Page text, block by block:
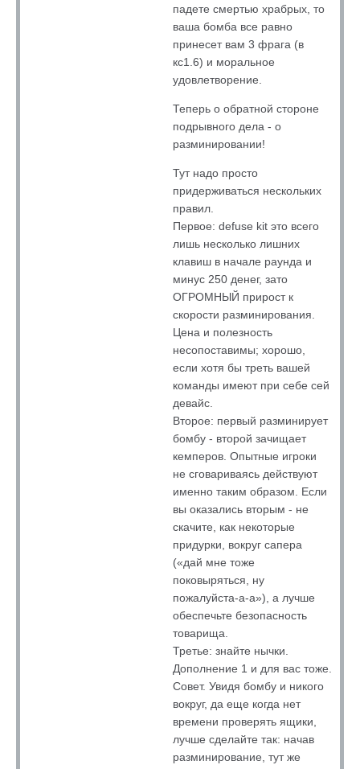
падете смертью храбрых, то
ваша бомба все равно
принесет вам 3 фрага (в
кс1.6) и моральное
удовлетворение.
Теперь о обратной стороне
подрывного дела - о
разминировании!
Тут надо просто
придерживаться нескольких
правил.
Первое: defuse kit это всего
лишь несколько лишних
клавиш в начале раунда и
минус 250 денег, зато
ОГРОМНЫЙ прирост к
скорости разминирования.
Цена и полезность
несопоставимы; хорошо,
если хотя бы треть вашей
команды имеют при себе сей
девайс.
Второе: первый разминирует
бомбу - второй зачищает
кемперов. Опытные игроки
не сговариваясь действуют
именно таким образом. Если
вы оказались вторым - не
скачите, как некоторые
придурки, вокруг сапера
(«дай мне тоже
поковыряться, ну
пожалуйста-а-а»), а лучше
обеспечьте безопасность
товарища.
Третье: знайте нычки.
Дополнение 1 и для вас тоже.
Совет. Увидя бомбу и никого
вокруг, да еще когда нет
времени проверять ящики,
лучше сделайте так: начав
разминирование, тут же